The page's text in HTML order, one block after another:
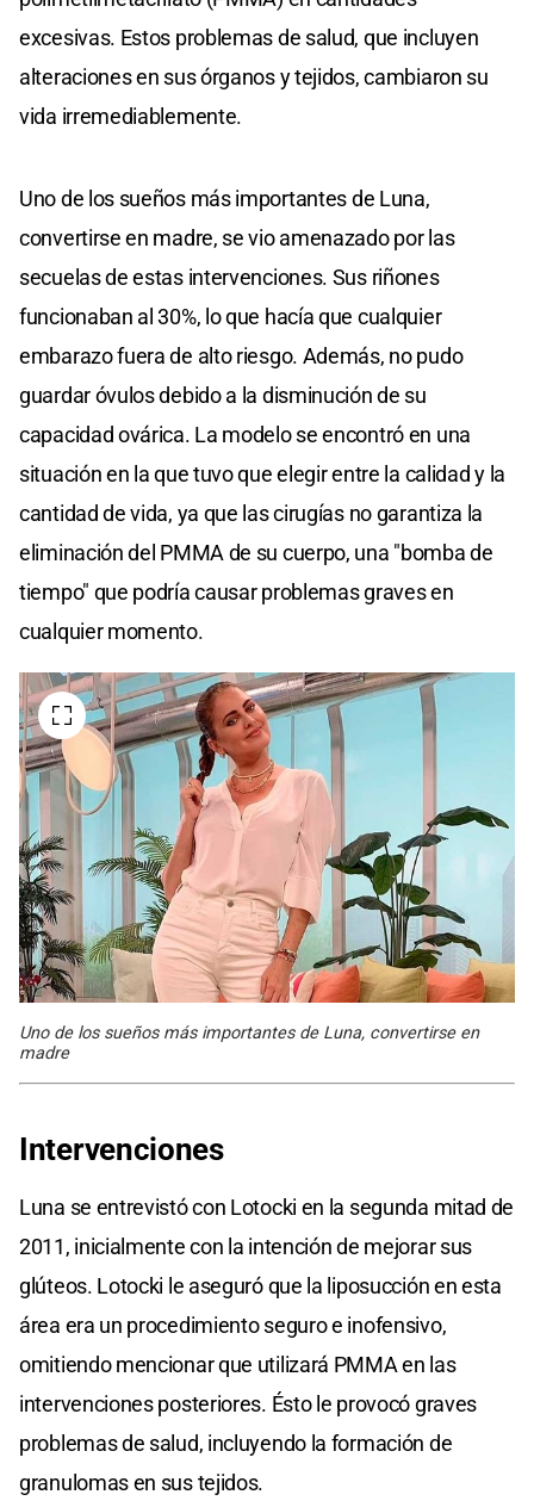
excesivas. Estos problemas de salud, que incluyen
alteraciones en sus órganos y tejidos, cambiaron su
vida irremediablemente.
Uno de los sueños más importantes de Luna,
convertirse en madre, se vio amenazado por las
secuelas de estas intervenciones. Sus riñones
funcionaban al 30%, lo que hacía que cualquier
embarazo fuera de alto riesgo. Además, no pudo
guardar óvulos debido a la disminución de su
capacidad ovárica. La modelo se encontró en una
situación en la que tuvo que elegir entre la calidad y la
cantidad de vida, ya que las cirugías no garantiza la
eliminación del PMMA de su cuerpo, una "bomba de
tiempo" que podría causar problemas graves en
cualquier momento.
Uno de los sueños más importantes de Luna, convertirse en
madre
Intervenciones
Luna se entrevistó con Lotocki en la segunda mitad de
2011, inicialmente con la intención de mejorar sus
glúteos. Lotocki le aseguró que la liposucción en esta
área era un procedimiento seguro e inofensivo,
omitiendo mencionar que utilizará PMMA en las
intervenciones posteriores. Ésto le provocó graves
problemas de salud, incluyendo la formación de
granulomas en sus tejidos.